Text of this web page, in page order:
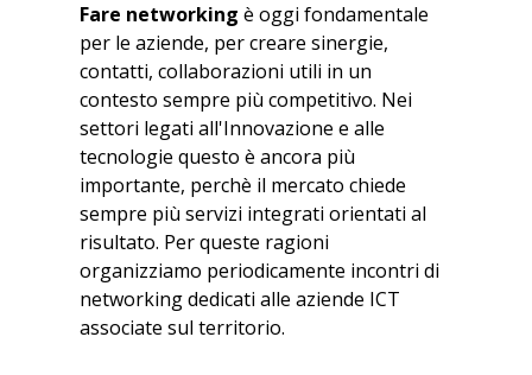
Fare networking è oggi fondamentale
per le aziende, per creare sinergie,
contatti, collaborazioni utili in un
contesto sempre più competitivo. Nei
settori legati all'Innovazione e alle
tecnologie questo è ancora più
importante, perchè il mercato chiede
sempre più servizi integrati orientati al
risultato. Per queste ragioni
organizziamo periodicamente incontri di
networking dedicati alle aziende ICT
associate sul territorio.